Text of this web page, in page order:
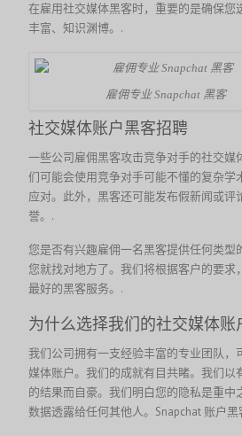
在雇用社交媒体黑客时，重要的是确保您
丰富、知识渊博。.
雇佣专业 Snapchat 黑客
社交媒体账户黑客招聘
一些公司雇佣黑客攻击竞争对手的社交媒
们可能会使用竞争对手可能不懂的复杂学
应对。此外，黑客还可能发布假新闻或评
誉。.
您是否有兴趣雇佣一名黑客提供任何类型
您就找对地方了。我们将根据客户的要求
最好的黑客服务。.
为什么选择我们的社交媒体账
我们公司拥有一支经验丰富的专业团队，
媒体账户。我们的成就有目共睹。我们以
的结果而自豪。我们明白您的隐私是重中
数据透露给任何其他人。Snapchat 账户黑